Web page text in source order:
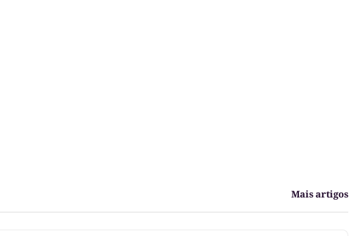
Mais artigos